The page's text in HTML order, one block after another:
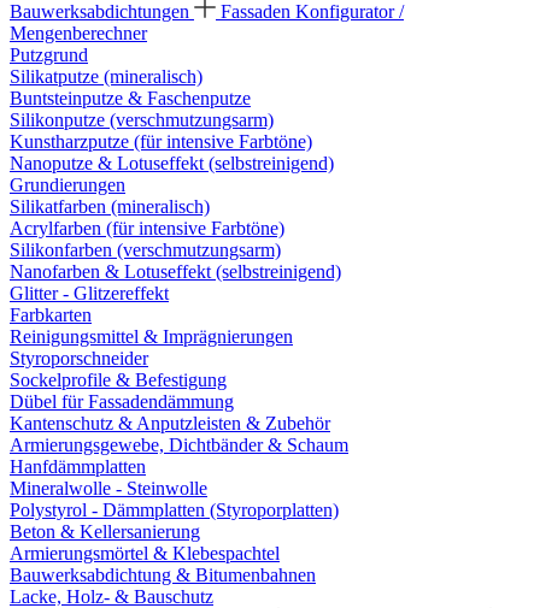
Bauwerksabdichtungen
Fassaden Konfigurator /
Mengenberechner
Putzgrund
Silikatputze (mineralisch)
Buntsteinputze & Faschenputze
Silikonputze (verschmutzungsarm)
Kunstharzputze (für intensive Farbtöne)
Nanoputze & Lotuseffekt (selbstreinigend)
Grundierungen
Silikatfarben (mineralisch)
Acrylfarben (für intensive Farbtöne)
Silikonfarben (verschmutzungsarm)
Nanofarben & Lotuseffekt (selbstreinigend)
Glitter - Glitzereffekt
Farbkarten
Reinigungsmittel & Imprägnierungen
Styroporschneider
Sockelprofile & Befestigung
Dübel für Fassadendämmung
Kantenschutz & Anputzleisten & Zubehör
Armierungsgewebe, Dichtbänder & Schaum
Hanfdämmplatten
Mineralwolle - Steinwolle
Polystyrol - Dämmplatten (Styroporplatten)
Beton & Kellersanierung
Armierungsmörtel & Klebespachtel
Bauwerksabdichtung & Bitumenbahnen
Lacke, Holz- & Bauschutz